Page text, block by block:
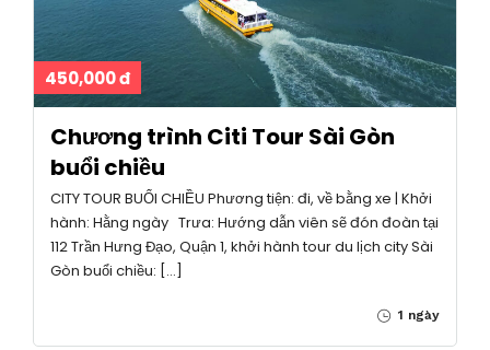
450,000 đ
Chương trình Citi Tour Sài Gòn
buổi chiều
CITY TOUR BUỔI CHIỀU Phương tiện: đi, về bằng xe | Khởi
hành: Hằng ngày Trưa: Hướng dẫn viên sẽ đón đoàn tại
112 Trần Hưng Đạo, Quận 1, khởi hành tour du lịch city Sài
Gòn buổi chiều: […]
1 ngày